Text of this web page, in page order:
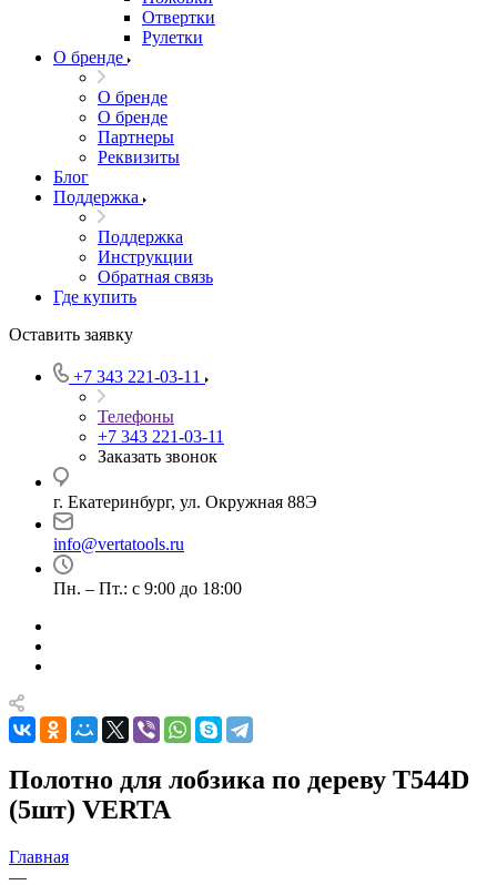
Отвертки
Рулетки
О бренде
О бренде
О бренде
Партнеры
Реквизиты
Блог
Поддержка
Поддержка
Инструкции
Обратная связь
Где купить
Оставить заявку
+7 343 221-03-11
Телефоны
+7 343 221-03-11
Заказать звонок
г. Екатеринбург, ул. Окружная 88Э
info@vertatools.ru
Пн. – Пт.: с 9:00 до 18:00
Полотно для лобзика по дереву T544D
(5шт) VERTA
Главная
—